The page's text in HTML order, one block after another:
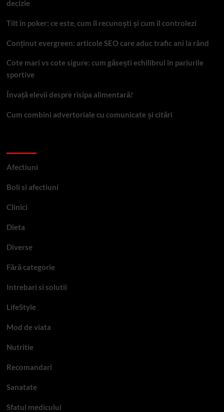
decizie
Tilt în poker: ce este, cum îl recunoști și cum îl controlezi
Conținut evergreen: articole SEO care aduc trafic ani la rând
Cote mari vs cote sigure: cum găsești echilibrul în pariurile
sportive
Învață elevii despre risipa alimentară!
Cum combini advertoriale cu comunicate și citări
Afectiuni
Boli si afectiuni
Clinici
Dieta
Diverse
Fără categorie
Intrebari si solutii
LifeStyle
Mod de viata
Nutritie
Recomandari
Sanatate
Sfatul medicului